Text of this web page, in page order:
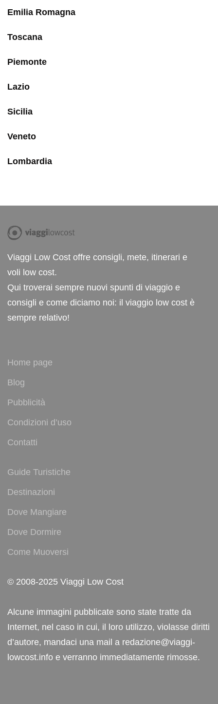
Emilia Romagna
Toscana
Piemonte
Lazio
Sicilia
Veneto
Lombardia
Viaggi Low Cost offre consigli, mete, itinerari e
voli low cost.
Qui troverai sempre nuovi spunti di viaggio e
consigli e come diciamo noi: il viaggio low cost è
sempre relativo!
Home page
Blog
Pubblicità
Condizioni d’uso
Contatti
Guide Turistiche
Destinazioni
Dove Mangiare
Dove Dormire
Come Muoversi
© 2008-2025 Viaggi Low Cost
Alcune immagini pubblicate sono state tratte da
Internet, nel caso in cui, il loro utilizzo, violasse diritti
d’autore, mandaci una mail a redazione@viaggi-
lowcost.info e verranno immediatamente rimosse.